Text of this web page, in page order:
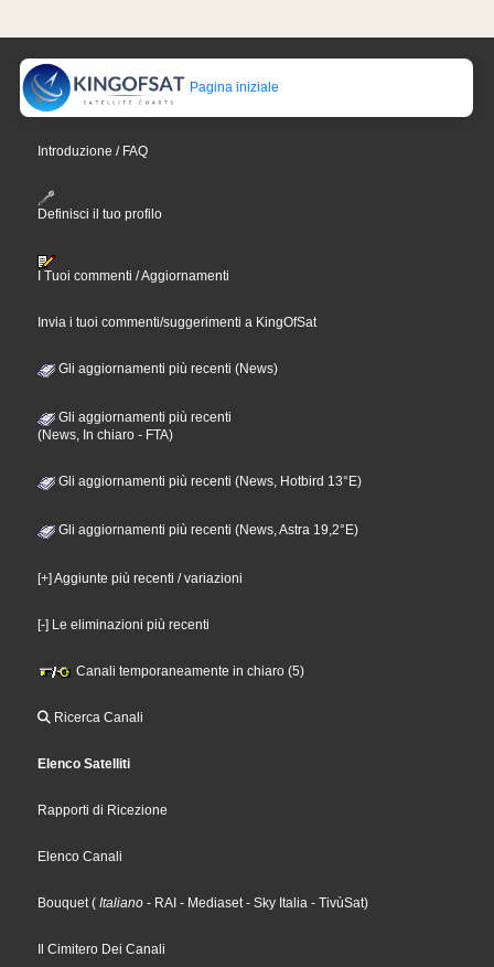
Pagina iniziale
Introduzione / FAQ
Definisci il tuo profilo
I Tuoi commenti / Aggiornamenti
Invia i tuoi commenti/suggerimenti a KingOfSat
Gli aggiornamenti più recenti (News)
Gli aggiornamenti più recenti
(News, In chiaro - FTA)
Gli aggiornamenti più recenti (News, Hotbird 13°E)
Gli aggiornamenti più recenti (News, Astra 19,2°E)
[+] Aggiunte più recenti / variazioni
[-] Le eliminazioni più recenti
Canali temporaneamente in chiaro (5)
Ricerca Canali
Elenco Satelliti
Rapporti di Ricezione
Elenco Canali
Bouquet( Italiano - RAI - Mediaset- Sky Italia - TivùSat)
Il Cimitero Dei Canali